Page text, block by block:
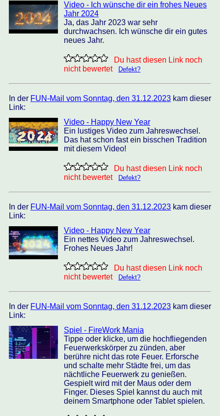
Video - Ich wünsche dir ein frohes Neues
Jahr 2024
Ja, das Jahr 2023 war sehr
durchwachsen. Ich wünsche dir ein gutes
neues Jahr.
Du hast diesen Link noch
nicht bewertet
Defekt?
In der FUN-Mail vom Sonntag, den 31.12.2023 kam dieser
Link:
Video - Happy New Year
Ein lustiges Video zum Jahreswechsel.
Das hat schon fast ein bisschen Tradition
mit diesem Video!
Du hast diesen Link noch
nicht bewertet
Defekt?
In der FUN-Mail vom Sonntag, den 31.12.2023 kam dieser
Link:
Video - Happy New Year
Ein nettes Video zum Jahreswechsel.
Frohes Neues Jahr!
Du hast diesen Link noch
nicht bewertet
Defekt?
In der FUN-Mail vom Sonntag, den 31.12.2023 kam dieser
Link:
Spiel - FireWork Mania
Tippe oder klicke, um die hochfliegenden
Feuerwerkskörper zu zünden, aber
berühre nicht das rote Feuer. Erforsche
und schalte mehr Städte frei, um das
nächtliche Feuerwerk zu genießen.
Gespielt wird mit der Maus oder dem
Finger. Dieses Spiel kannst du auch mit
deinem Smartphone oder Tablet spielen.